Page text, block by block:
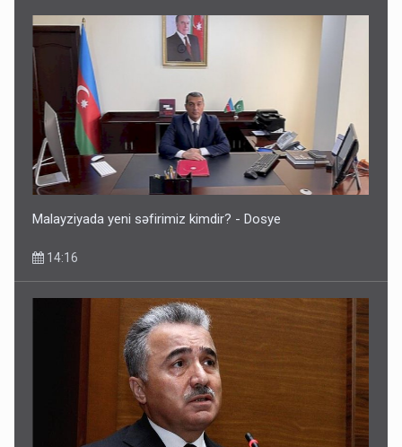
Malayziyada yeni səfirimiz kimdir? - Dosye
14:16